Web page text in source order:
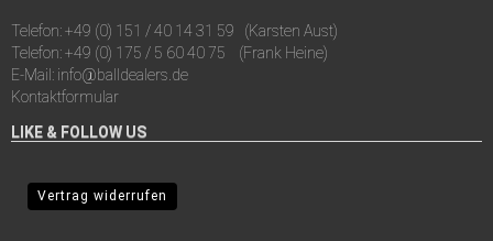
Telefon:+49 (0) 151 / 40 14 31 59
(Karsten Aust)
Telefon:+49 (0) 175 / 5 60 40 75
(Frank Heine)
E-Mail: info@balldealers.de
Kontaktformular
LIKE & FOLLOW US
Vertrag widerrufen